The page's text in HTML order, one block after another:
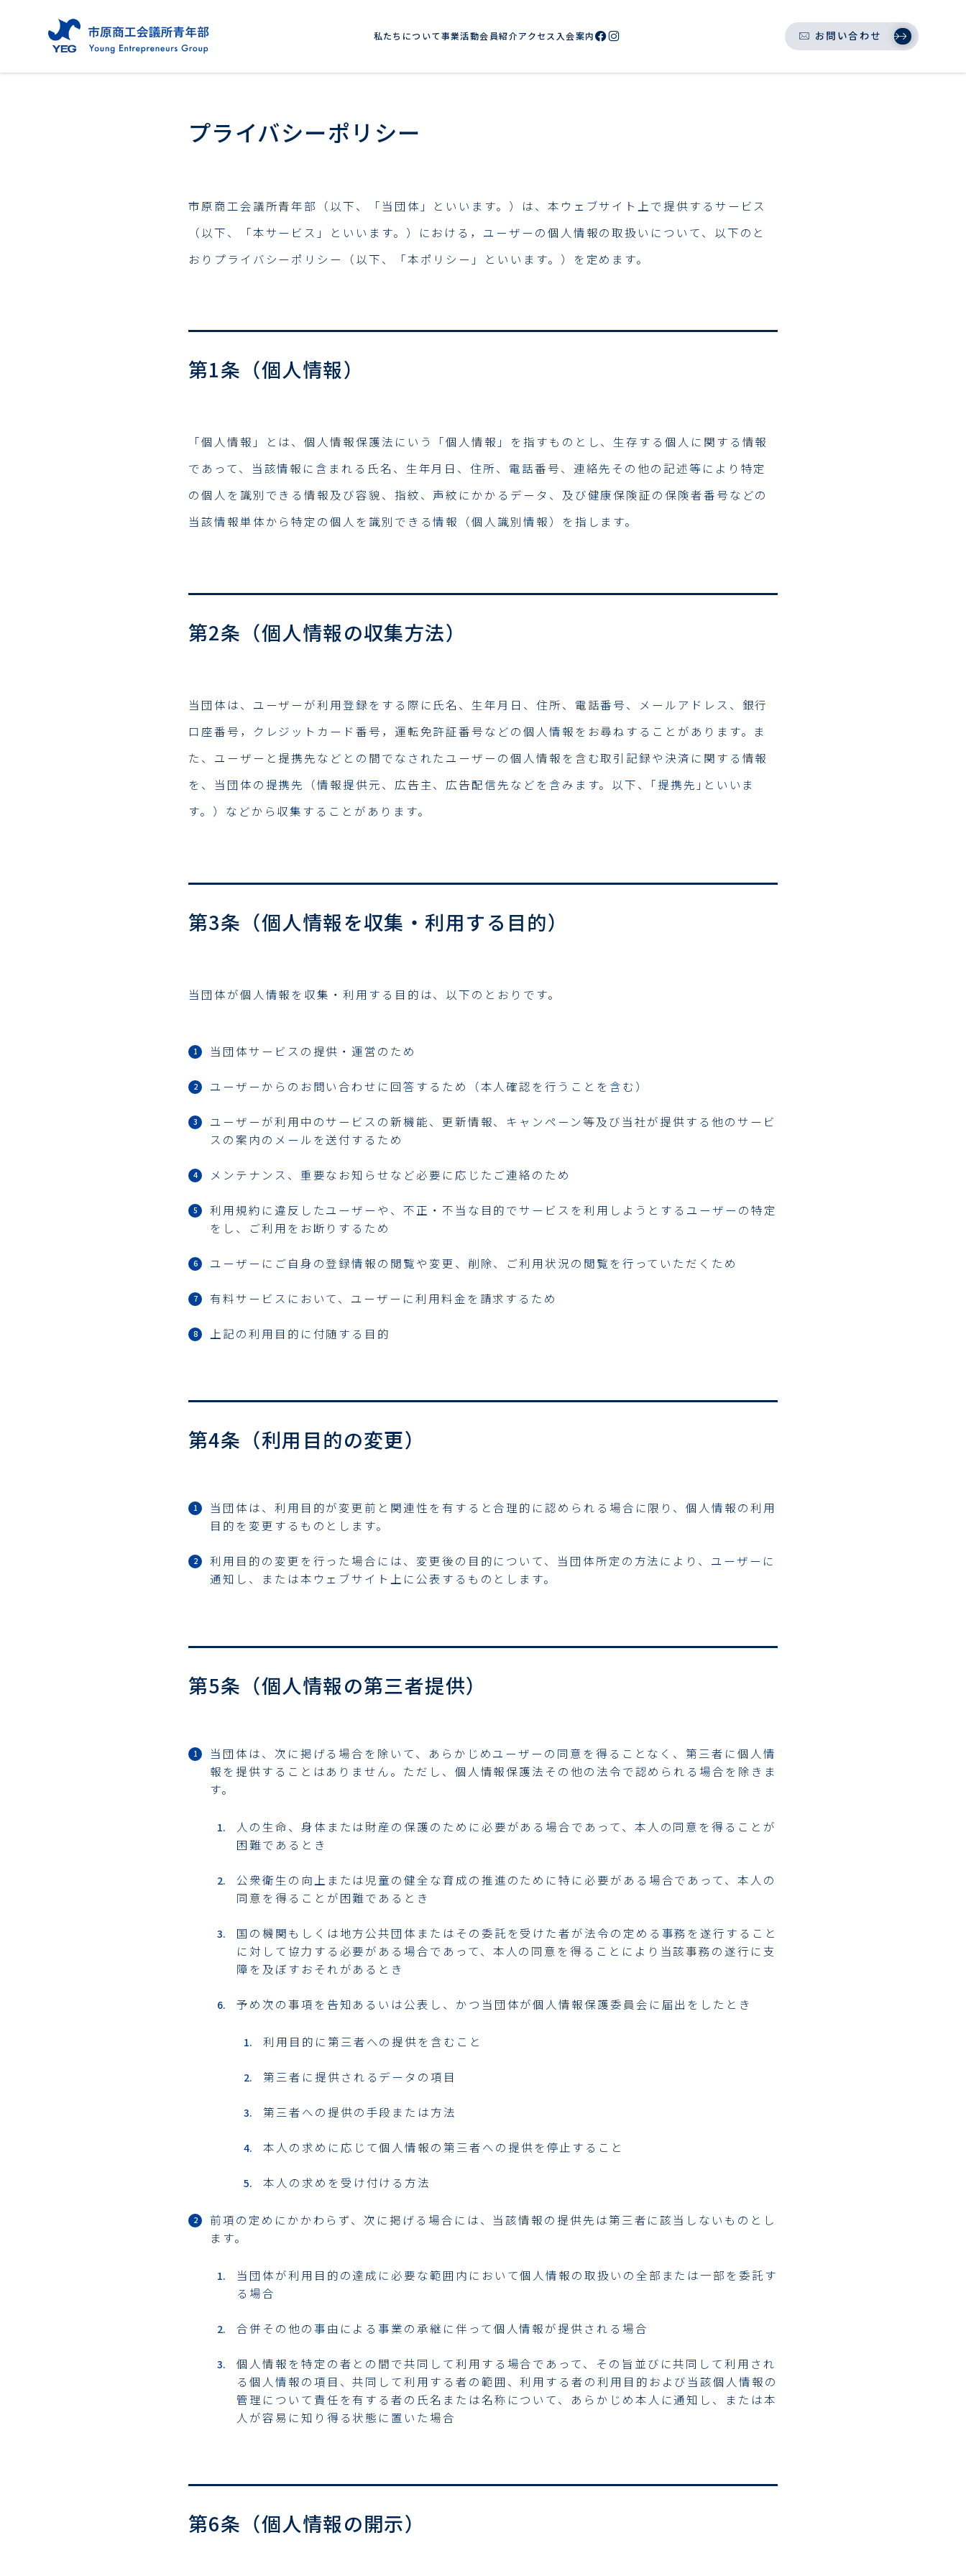
私たちについて 事業活動会員紹介 アクセス 入会案内 お問い合わせ
プライバシーポリシー
市原商工会議所青年部（以下、「当団体」といいます。）は、本ウェブサイト上で提供するサービス
（以下、「本サービス」といいます。）における，ユーザーの個人情報の取扱いについて、以下のと
おりプライバシーポリシー（以下、「本ポリシー」といいます。）を定めます。
第1条（個人情報）
「個人情報」とは、個人情報保護法にいう「個人情報」を指すものとし、生存する個人に関する情報
であって、当該情報に含まれる氏名、生年月日、住所、電話番号、連絡先その他の記述等により特定
の個人を識別できる情報及び容貌、指紋、声紋にかかるデータ、及び健康保険証の保険者番号などの
当該情報単体から特定の個人を識別できる情報（個人識別情報）を指します。
第2条（個人情報の収集方法）
当団体は、ユーザーが利用登録をする際に氏名、生年月日、住所、電話番号、メールアドレス、銀行
口座番号，クレジットカード番号，運転免許証番号などの個人情報をお尋ねすることがあります。ま
た、ユーザーと提携先などとの間でなされたユーザーの個人情報を含む取引記録や決済に関する情報
を、当団体の提携先（情報提供元、広告主、広告配信先などを含みます。以下、｢提携先｣といいま
す。）などから収集することがあります。
第3条（個人情報を収集・利用する目的）
当団体が個人情報を収集・利用する目的は、以下のとおりです。
当団体サービスの提供・運営のため
ユーザーからのお問い合わせに回答するため（本人確認を行うことを含む）
ユーザーが利用中のサービスの新機能、更新情報、キャンペーン等及び当社が提供する他のサービ
スの案内のメールを送付するため
メンテナンス、重要なお知らせなど必要に応じたご連絡のため
利用規約に違反したユーザーや、不正・不当な目的でサービスを利用しようとするユーザーの特定
をし、ご利用をお断りするため
ユーザーにご自身の登録情報の閲覧や変更、削除、ご利用状況の閲覧を行っていただくため
有料サービスにおいて、ユーザーに利用料金を請求するため
上記の利用目的に付随する目的
第4条（利用目的の変更）
当団体は、利用目的が変更前と関連性を有すると合理的に認められる場合に限り、個人情報の利用
目的を変更するものとします。
利用目的の変更を行った場合には、変更後の目的について、当団体所定の方法により、ユーザーに
通知し、または本ウェブサイト上に公表するものとします。
第5条（個人情報の第三者提供）
当団体は、次に掲げる場合を除いて、あらかじめユーザーの同意を得ることなく、第三者に個人情
報を提供することはありません。ただし、個人情報保護法その他の法令で認められる場合を除きま
す。
人の生命、身体または財産の保護のために必要がある場合であって、本人の同意を得ることが
困難であるとき
公衆衛生の向上または児童の健全な育成の推進のために特に必要がある場合であって、本人の
同意を得ることが困難であるとき
国の機関もしくは地方公共団体またはその委託を受けた者が法令の定める事務を遂行すること
に対して協力する必要がある場合であって、本人の同意を得ることにより当該事務の遂行に支
障を及ぼすおそれがあるとき
予め次の事項を告知あるいは公表し、かつ当団体が個人情報保護委員会に届出をしたとき
利用目的に第三者への提供を含むこと
第三者に提供されるデータの項目
第三者への提供の手段または方法
本人の求めに応じて個人情報の第三者への提供を停止すること
本人の求めを受け付ける方法
前項の定めにかかわらず、次に掲げる場合には、当該情報の提供先は第三者に該当しないものとし
ます。
当団体が利用目的の達成に必要な範囲内において個人情報の取扱いの全部または一部を委託す
る場合
合併その他の事由による事業の承継に伴って個人情報が提供される場合
個人情報を特定の者との間で共同して利用する場合であって、その旨並びに共同して利用され
る個人情報の項目、共同して利用する者の範囲、利用する者の利用目的および当該個人情報の
管理について責任を有する者の氏名または名称について、あらかじめ本人に通知し、または本
人が容易に知り得る状態に置いた場合
第6条（個人情報の開示）